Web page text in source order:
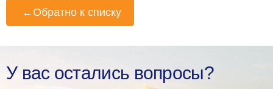
← Обратно к списку
У вас остались вопросы?